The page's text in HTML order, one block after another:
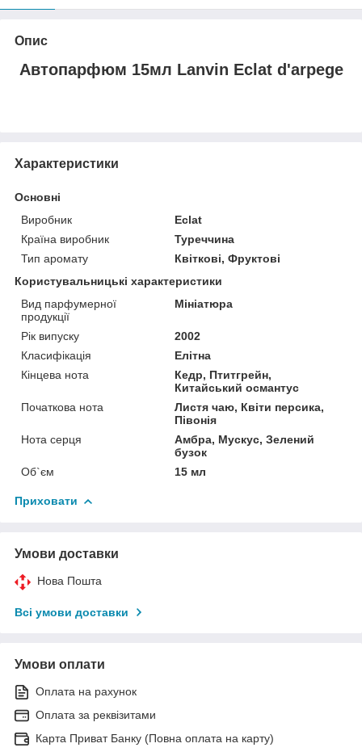
Опис
Автопарфюм 15мл Lanvin Eclat d'arpege
Характеристики
Основні
Виробник
Eclat
Країна виробник
Туреччина
Тип аромату
Квіткові, Фруктові
Користувальницькі характеристики
Вид парфумерної
продукції
Мініатюра
Рік випуску
2002
Класифікація
Елітна
Кінцева нота
Кедр, Птитгрейн,
Китайський османтус
Початкова нота
Листя чаю, Квіти персика,
Півонія
Нота серця
Амбра, Мускус, Зелений
бузок
Об`єм
15 мл
Приховати
Умови доставки
Нова Пошта
Всі умови доставки
Умови оплати
Оплата на рахунок
Оплата за реквізитами
Карта Приват Банку (Повна оплата на карту)